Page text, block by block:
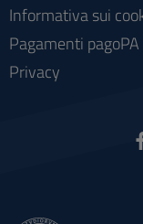
Informativa sui
Pagamenti pagoPA
Privacy